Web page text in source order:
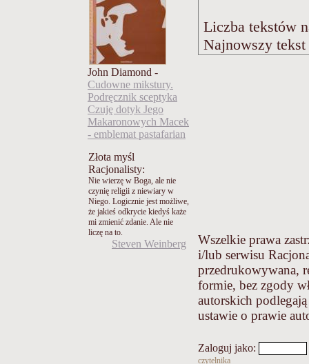
John Diamond -
Cudowne mikstury.
Podręcznik sceptyka
Czuję dotyk Jego
Makaronowych Macek
- emblemat pastafarian
Złota myśl
Racjonalisty:
Nie wierzę w Boga, ale nie
czynię religii z niewiary w
Niego. Logicznie jest możliwe,
że jakieś odkrycie kiedyś każe
mi zmienić zdanie. Ale nie
liczę na to.
Steven Weinberg
Liczba tekstów
Najnowszy
Wszelkie prawa
i/lub serwisu
przedrukowywana,
formie, bez zgody
autorskich
ustawie o prawie
Zaloguj jako:
czytelnika